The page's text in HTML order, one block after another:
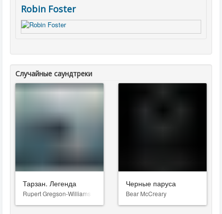
Robin Foster
Случайные саундтреки
Тарзан. Легенда
Rupert Gregson-Williams
Черные паруса
Bear McCreary